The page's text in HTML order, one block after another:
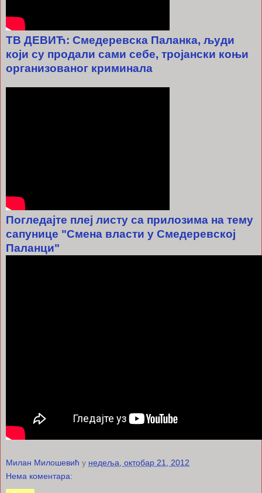
ТВ ДЕВИЋ: Смедеревска Паланка, људи
који су продали сами себе, тројански коњи
организованог криминала
Погледајте плеј листу са прилозима на тему
сапунице "Смена власти у Смедеревској
Паланци"
Милан Милошевић у недеља, октобар 21, 2012
Нема коментара: